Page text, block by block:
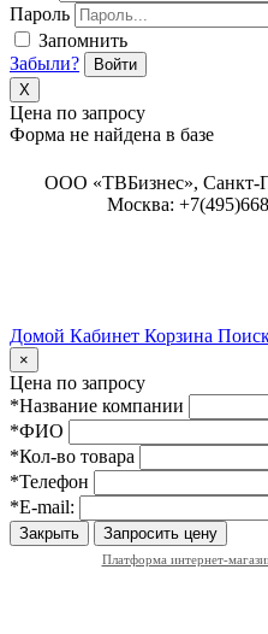
Пароль
Запомнить
Забыли?
Войти
X
Цена по запросу
Форма не найдена в базе
ООО «ТВБизнес», Санкт-
Москва:
Домой Кабинет Корзина
×
Цена по запросу
*Название компании
*ФИО
*Кол-во товара
*Телефон
*E-mail:
Закрыть Запросить цену
Платформа интернет-